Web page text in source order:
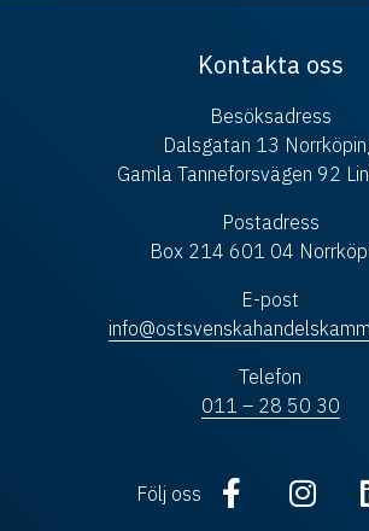
Kontakta oss
Besöksadress
Dalsgatan 13
Gamla Tanneforsvägen 92
Postadress
Box 214 601 04
E-post
Telefon
011 – 28 50 30
Följ oss